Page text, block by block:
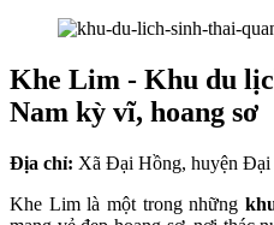
Khe Lim - Khu du
Nam kỳ vĩ, hoang sơ
Địa chỉ: Xã Đại Hồng, huyện
Khe Lim là một trong những